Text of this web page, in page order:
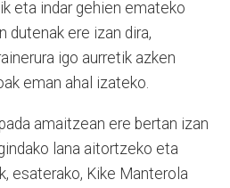
eta indar gehien emateko
dutenak ere izan dira,
igo aurretik azken
eman ahal izateko.
amaitzean ere bertan izan
lana aitortzeko eta
esaterako, Kike Manterola